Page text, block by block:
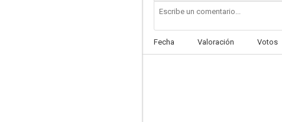
Fecha Valoración Votos